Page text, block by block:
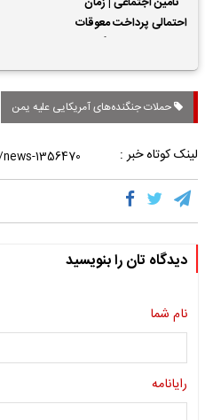
احتمالی پرداخت معوقات
حملات جنگنده‌های آمریکایی علیه یمن
لینک کوتاه خبر :
دیدگاه تان را بنویسید
نام شما
رایانامه